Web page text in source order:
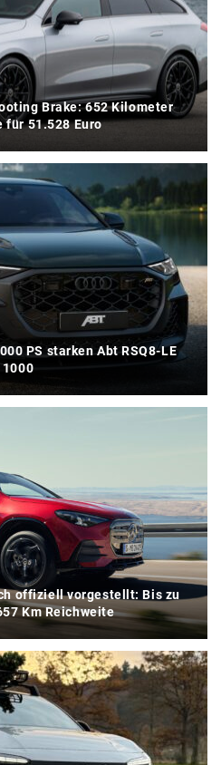
Brake: 652 Kilometer
für 51.528 Euro
PS starken Abt RSQ8-LE
1000
offiziell vorgestellt: Bis zu
Km Reichweite